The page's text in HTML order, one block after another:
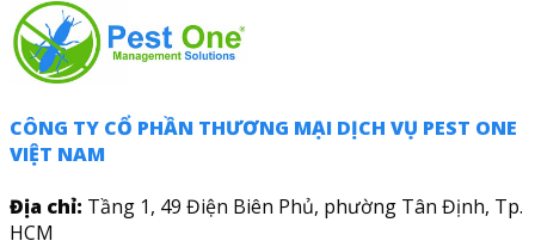
CÔNG TY CỔ PHẦN THƯƠNG MẠI DỊCH VỤ PEST ONE
VIỆT NAM
Địa chỉ: Tầng 1, 49 Điện Biên Phủ, phường Tân Định, Tp.
HCM